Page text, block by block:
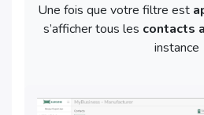
Une fois que votre filtre est
s’afficher tous les contacts
instance